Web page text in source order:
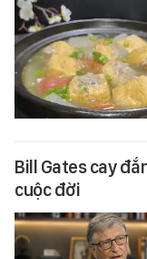
Bill Gates cay
cuộc đời